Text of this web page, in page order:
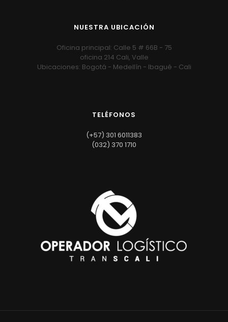
NUESTRA UBICACIÓN
Oficina principal: Calle 5 # 66B - 75
oficina 214 Cali, Valle
Ubicaciones: Bogotá - Medellín - Ibagué - Cali
TELÉFONOS
(+57) 301 6011383
(032) 370 1710